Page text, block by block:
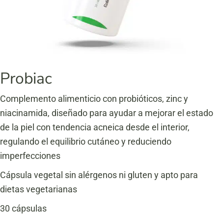
Probiac
Complemento alimenticio con probióticos, zinc y
niacinamida, diseñado para ayudar a mejorar el estado
de la piel con tendencia acneica desde el interior,
regulando el equilibrio cutáneo y reduciendo
imperfecciones
Cápsula vegetal sin alérgenos ni gluten y apto para
dietas vegetarianas
30 cápsulas